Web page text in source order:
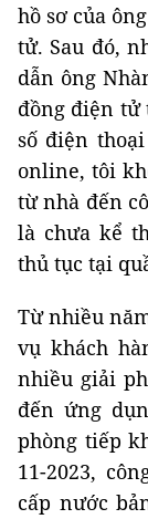
hồ sơ của
tử. Sau đó,
dẫn ông
đồng điện tử
số điện
online, tôi
từ nhà đến
là chưa kể
thủ tục tại
Từ nhiều
vụ khách
nhiều giải
đến ứng
phòng tiếp
11-2023,
cấp nước